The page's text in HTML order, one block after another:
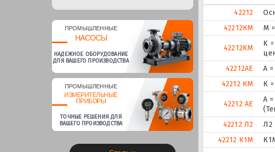
ПРОМЫШЛЕННЫЕ
НАСОСЫ
НАДЕЖНОЕ ОБОРУДОВАНИЕ
ДЛЯ ВАШЕГО ПРОИЗВОДСТВА
ПРОМЫШЛЕННЫЕ
ИЗМЕРИТЕЛЬНЫЕ
ПРИБОРЫ
ТОЧНЫЕ РЕШЕНИЯ ДЛЯ
ВАШЕГО ПРОИЗВОДСТВА
42212
42212КM
M
42212KM
K
42212AE
A
42212 КМ
К
42212 АЕ
А
42212 Л2
Л2
42212 К1М